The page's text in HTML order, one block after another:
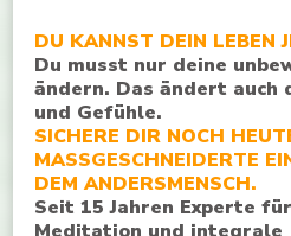
DU KANNST DEIN LEBEN
Du musst nur deine
ändern. Das ändert auch
und Gefühle.
SICHERE DIR NOCH
MASSGESCHNEIDERTE
DEM ANDERSMENSCH.
Seit 15 Jahren Experte